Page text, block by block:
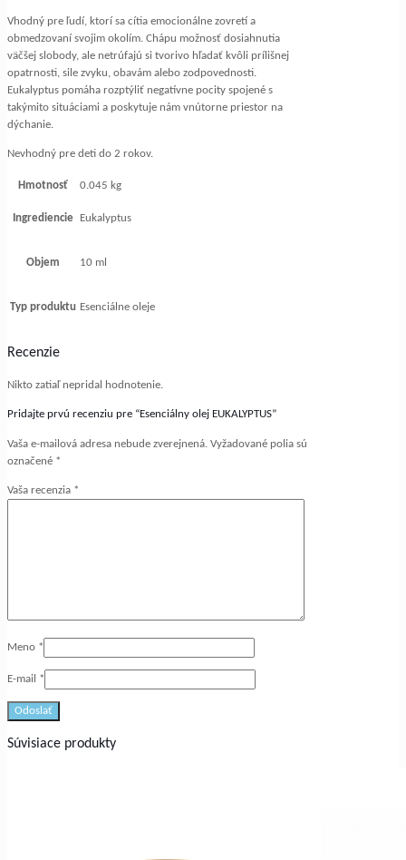
Vhodný pre ľudí, ktorí sa cítia emocionálne zovretí a
obmedzovaní svojim okolím. Chápu možnosť dosiahnutia
väčšej slobody, ale netrúfajú si tvorivo hľadať kvôli prílišnej
opatrnosti, sile zvyku, obavám alebo zodpovednosti.
Eukalyptus pomáha rozptýliť negatívne pocity spojené s
takýmito situáciami a poskytuje nám vnútorne priestor na
dýchanie.
Nevhodný pre deti do 2 rokov.
Hmotnosť 0.045 kg
Ingrediencie Eukalyptus
Objem 10 ml
Typ produktu Esenciálne oleje
Recenzie
Nikto zatiaľ nepridal hodnotenie.
Pridajte prvú recenziu pre “Esenciálny olej EUKALYPTUS”
Vaša e-mailová adresa nebude zverejnená. Vyžadované polia sú
označené *
Vaša recenzia *
Meno *
E-mail *
Súvisiace produkty